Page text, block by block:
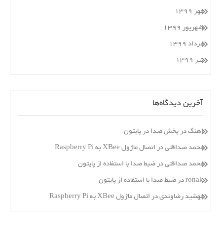
مهر ۱۳۹۹
شهریور ۱۳۹۹
مرداد ۱۳۹۹
تیر ۱۳۹۹
آخرین دیدگاه‌ها
اهنگ در پخش صدا در پایتون
محمد صداقتی در اتصال ماژول XBee به Raspberry Pi
محمد صداقتی در ضبط صدا با استفاده از پایتون
ronak در ضبط صدا با استفاده از پایتون
مهشید رضاوندی در اتصال ماژول XBee به Raspberry Pi